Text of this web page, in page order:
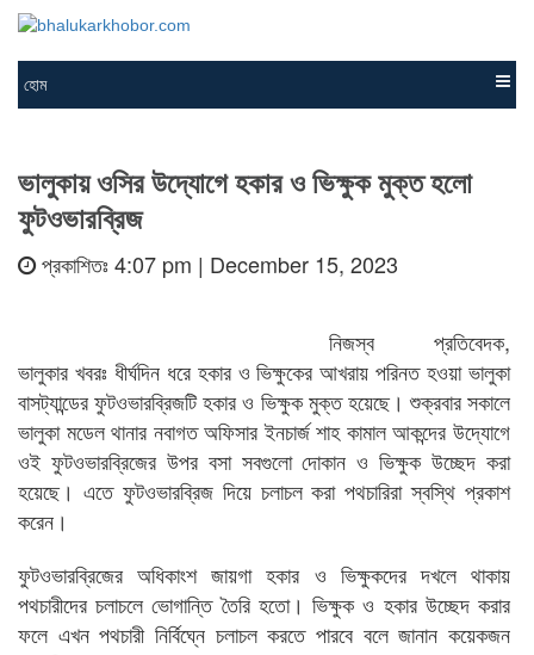
হোম
ভালুকায় ওসির উদ্যােগে হকার ও ভিক্ষুক মুক্ত হলো
ফুটওভারব্রিজ
প্রকাশিতঃ 4:07 pm | December 15, 2023
নিজস্ব প্রতিবেদক,
ভালুকার খবরঃ ধীর্ঘদিন ধরে হকার ও ভিক্ষুকের আখরায় পরিনত হওয়া ভালুকা
বাসট্যান্ডের ফুটওভারব্রিজটি হকার ও ভিক্ষুক মুক্ত হয়েছে। শুক্রবার সকালে
ভালুকা মডেল থানার নবাগত অফিসার ইনচার্জ শাহ কামাল আকন্দের উদ্যােগে
ওই ফুটওভারব্রিজের উপর বসা সবগুলো দোকান ও ভিক্ষুক উচ্ছেদ করা
হয়েছে। এতে ফুটওভারব্রিজ দিয়ে চলাচল করা পথচারিরা স্বস্থি প্রকাশ
করেন।
ফুটওভারব্রিজের অধিকাংশ জায়গা হকার ও ভিক্ষুকদের দখলে থাকায়
পথচারীদের চলাচলে ভোগান্তি তৈরি হতো। ভিক্ষুক ও হকার উচ্ছেদ করার
ফলে এখন পথচারী নির্বিঘ্নে চলাচল করতে পারবে বলে জানান কয়েকজন